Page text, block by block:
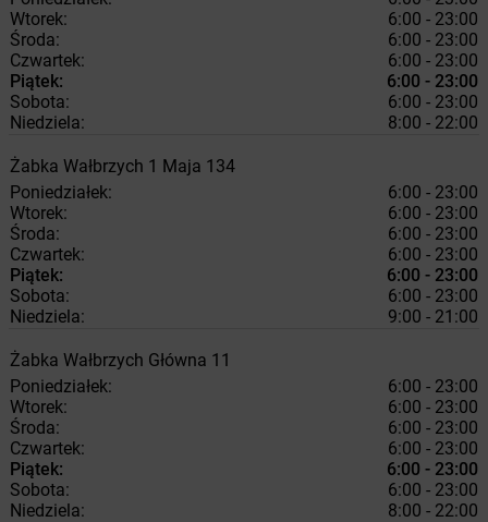
Wtorek:
6:00 - 23:00
Środa:
6:00 - 23:00
Czwartek:
6:00 - 23:00
Piątek:
6:00 - 23:00
Sobota:
6:00 - 23:00
Niedziela:
8:00 - 22:00
Żabka Wałbrzych 1 Maja 134
Poniedziałek:
6:00 - 23:00
Wtorek:
6:00 - 23:00
Środa:
6:00 - 23:00
Czwartek:
6:00 - 23:00
Piątek:
6:00 - 23:00
Sobota:
6:00 - 23:00
Niedziela:
9:00 - 21:00
Żabka Wałbrzych Główna 11
Poniedziałek:
6:00 - 23:00
Wtorek:
6:00 - 23:00
Środa:
6:00 - 23:00
Czwartek:
6:00 - 23:00
Piątek:
6:00 - 23:00
Sobota:
6:00 - 23:00
Niedziela:
8:00 - 22:00